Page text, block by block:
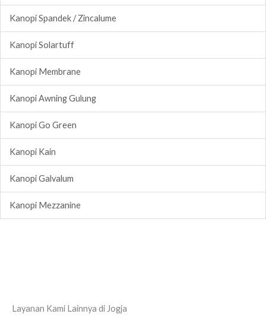
Kanopi Spandek / Zincalume
Kanopi Solartuff
Kanopi Membrane
Kanopi Awning Gulung
Kanopi Go Green
Kanopi Kain
Kanopi Galvalum
Kanopi Mezzanine
Layanan Kami Lainnya di Jogja